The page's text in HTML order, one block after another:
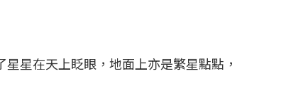
星在天上眨眼，地面上亦是繁星點點，